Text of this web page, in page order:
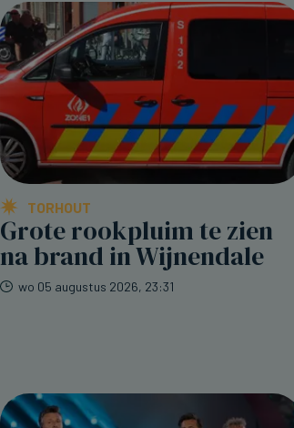
TORHOUT
Grote rookpluim te zien
na brand in Wijnendale
wo 05 augustus 2026, 23:31